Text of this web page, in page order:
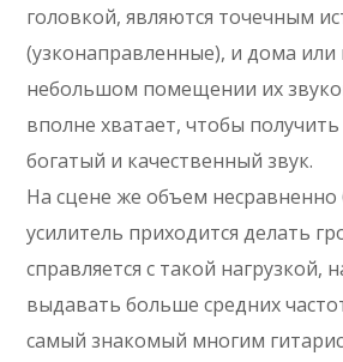
головкой, являются точечным
(узконаправленные), и дома
небольшом помещении их
вполне хватает, чтобы
богатый и качественный звук.
На сцене же объем
усилитель приходится делать
справляется с такой нагрузкой,
выдавать больше средних
самый знакомый многим